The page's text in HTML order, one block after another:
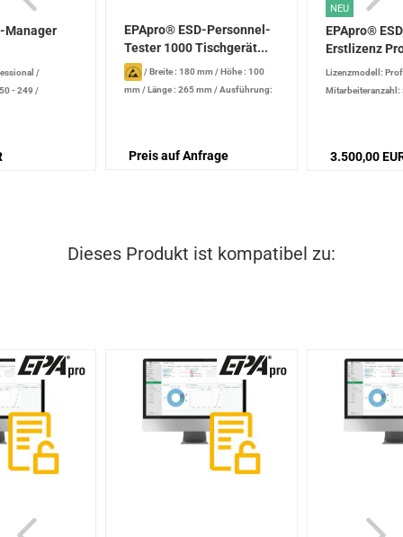
Manager
/
- 249/
EPApro® ESD-Personnel-
Tester 1000 Tischgerät...
/Breite : 180 mm /Höhe : 100
mm /Länge : 265 mm /Ausführung:
Preis auf Anfrage
NEU
EPApro®
Erstlizenz
Lizenzmodell:
Mitarbeiteranzahl:
3.500,00
Dieses Produkt ist kompatibel zu: